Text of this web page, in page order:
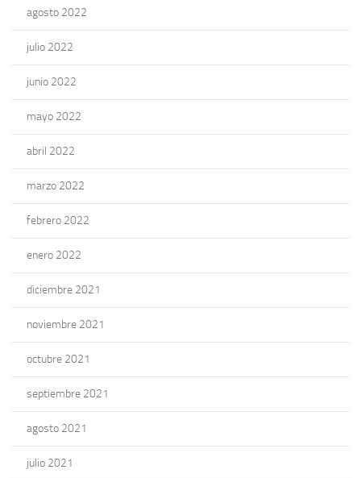
agosto 2022
julio 2022
junio 2022
mayo 2022
abril 2022
marzo 2022
febrero 2022
enero 2022
diciembre 2021
noviembre 2021
octubre 2021
septiembre 2021
agosto 2021
julio 2021